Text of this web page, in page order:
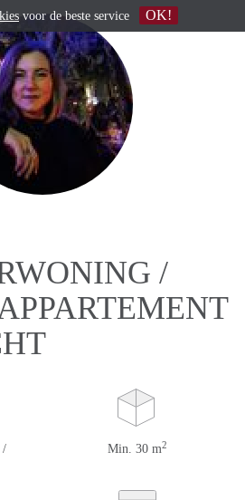
/
/
Min. 30 m2
voor de beste service OK!